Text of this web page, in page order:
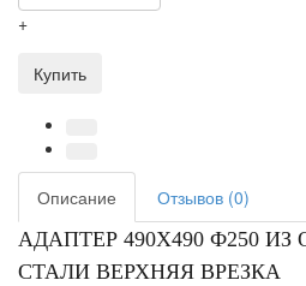
+
Купить
Описание
Отзывов (0)
АДАПТЕР 490Х490 Ф250
СТАЛИ ВЕРХНЯЯ ВРЕЗКА